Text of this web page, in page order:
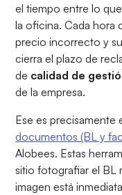
el tiempo entre lo
la oficina. Cada hora
precio incorrecto y
cierra el plazo de
de calidad de
de la empresa.
Ese es precisamente
documentos (BL y
Alobees. Estas
sitio fotografiar el BL
imagen está